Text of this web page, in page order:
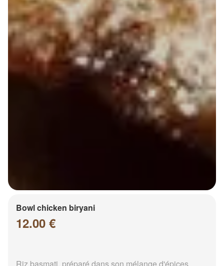
Bowl chicken biryani
12.00 €
Riz basmati, préparé dans son mélange d'épices